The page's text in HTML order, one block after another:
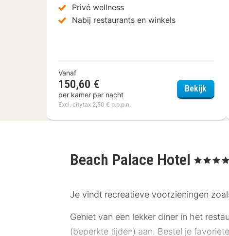
Privé wellness
Nabij restaurants en winkels
Vanaf
150,60 €
per kamer per nacht
Excl. citytax 2,50 € p.p.p.n.
BekijkHotel
Beach Palace Hotel , 4 Sterren
Je vindt recreatieve voorzieningen
Geniet van een lekker diner in het
(beperkte tijden) aan. Bestel je